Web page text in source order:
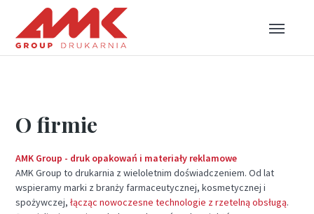
O firmie
AMK Group - druk opakowań i materiały reklamowe
AMK Group to drukarnia z wieloletnim doświadczeniem. Od lat
wspieramy marki z branży farmaceutycznej, kosmetycznej i
spożywczej,łącząc nowoczesne technologie z rzetelną obsługą.